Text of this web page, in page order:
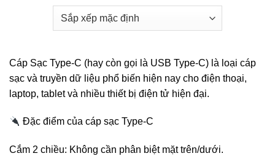
Cáp Sạc Type-C (hay còn gọi là USB Type‑C) là loại cáp
sạc và truyền dữ liệu phổ biến hiện nay cho điện thoại,
laptop, tablet và nhiều thiết bị điện tử hiện đại.
Đặc điểm của cáp sạc Type-C
Cắm 2 chiều: Không cần phân biệt mặt trên/dưới.